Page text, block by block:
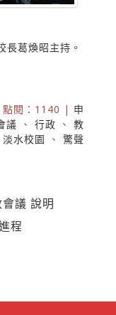
葛煥昭主持。
點閱：1140 | 申
議 、 行政 、 教
淡水校園 、 驚聲
議 說明
程